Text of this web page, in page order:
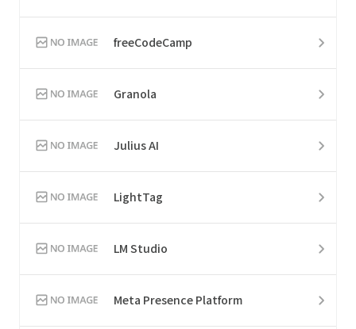
freeCodeCamp
Granola
Julius AI
LightTag
LM Studio
Meta Presence Platform